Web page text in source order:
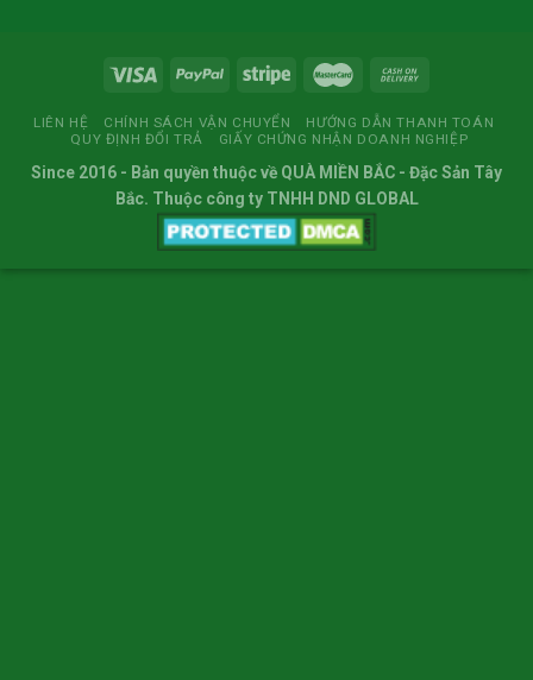
LIÊN HỆ CHÍNH SÁCH VẬN CHUYỂN
HƯỚNG DẪN THANH TOÁN
QUY ĐỊNH ĐỔI TRẢ
GIẤY CHỨNG NHẬN DOANH NGHIỆP
Since 2016 - Bản quyền thuộc về QUÀ MIỀN BẮC - Đặc Sản Tây
Bắc. Thuộc công ty TNHH DND GLOBAL